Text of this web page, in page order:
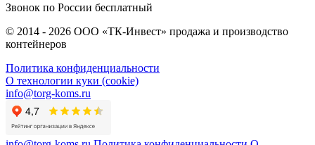
Звонок по России бесплатный
© 2014 - 2026 ООО «ТК-Инвест» продажа и производство
контейнеров
Политика конфиденциальности
О технологии куки (cookie)
info@torg-koms.ru